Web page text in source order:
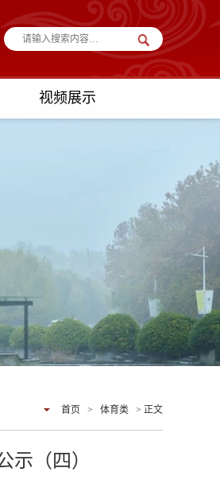
视频展示
首页 > 体育类 > 正文
示（四）